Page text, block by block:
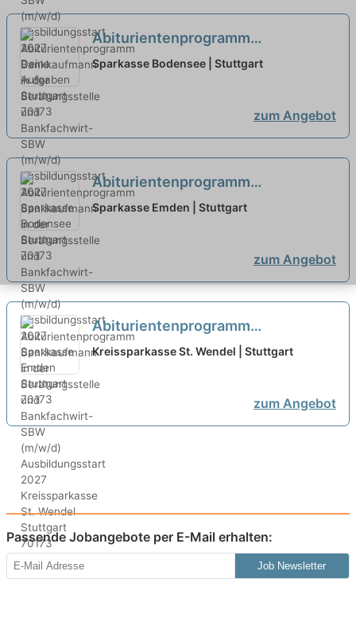
Abiturientenprogramm
Bankkaufmann in der
SBW (m/w/d) Ausbildungsstart
2027
Sparkasse Bodensee | Stuttgart
zum Angebot
Abiturientenprogramm
Bankkaufmann in der
SBW (m/w/d) Ausbildungsstart
2027
Sparkasse Emden | Stuttgart
zum Angebot
Abiturientenprogramm
Bankkaufmann in der
SBW (m/w/d) Ausbildungsstart
2027
Kreissparkasse St. Wendel | Stuttgart
zum Angebot
Passende Jobangebote per E-Mail erhalten:
Job Newsletter